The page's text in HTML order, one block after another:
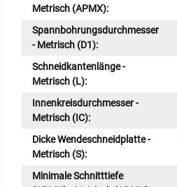
Metrisch (APMX):
Spannbohrungsdurchmesser
- Metrisch (D1):
Schneidkantenlänge -
Metrisch (L):
Innenkreisdurchmesser -
Metrisch (IC):
Dicke Wendeschneidplatte -
Metrisch (S):
Minimale Schnitttiefe